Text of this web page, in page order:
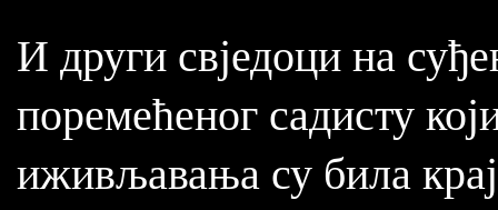
И други свједоци на
поремећеног садисту
иживљавања су била